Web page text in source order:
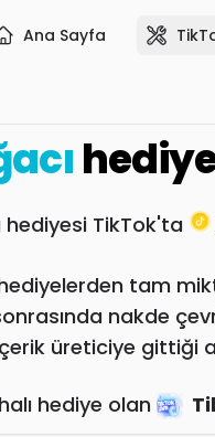
Ana Sayfa
hediyesi TikTok'ta
tam
nakde
içerik üreticiye gittiği
hediye olan